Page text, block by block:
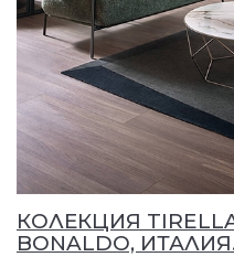
КОЛЕКЦИЯ
BONALDO,